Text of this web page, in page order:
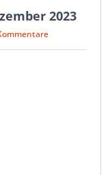
2023